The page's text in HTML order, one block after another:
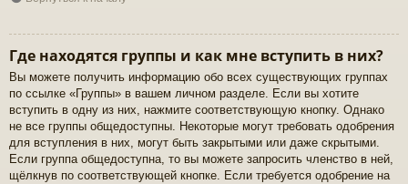
Где находятся группы и как мне вступить в них?
Вы можете получить информацию обо всех существующих группах
по ссылке «Группы» в вашем личном разделе. Если вы хотите
вступить в одну из них, нажмите соответствующую кнопку. Однако
не все группы общедоступны. Некоторые могут требовать одобрения
для вступления в них, могут быть закрытыми или даже скрытыми.
Если группа общедоступна, то вы можете запросить членство в ней,
щёлкнув по соответствующей кнопке. Если требуется одобрение на